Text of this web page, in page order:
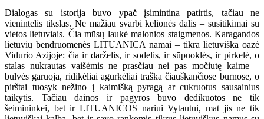
Dialogas su istorija buvo ypač įsimintina patirtis, tačiau ne
vienintelis tikslas. Ne mažiau svarbi kelionės dalis – susitikimai su
vietos lietuviais. Čia mūsų laukė malonios staigmenos. Karagandos
lietuvių bendruomenės LITUANICA namai – tikra lietuviška oazė
Vidurio Azijoje: čia ir darželis, ir sodelis, ir sūpuoklės, ir pirkelė, o
stalas nukrautas vaišėmis ne prasčiau nei pas močiutę kaime –
bulvės garuoja, ridikėliai agurkėliai traška čiauškančiose burnose, o
pirštai tuosyk nežino į kaimišką pyragą ar cukruotus sausainius
taikytis. Tačiau dainos ir pagyros buvo dedikuotos ne tik
šeimininkei, bet ir LITUANICOS nariui Vytautui, mat jis ne tik